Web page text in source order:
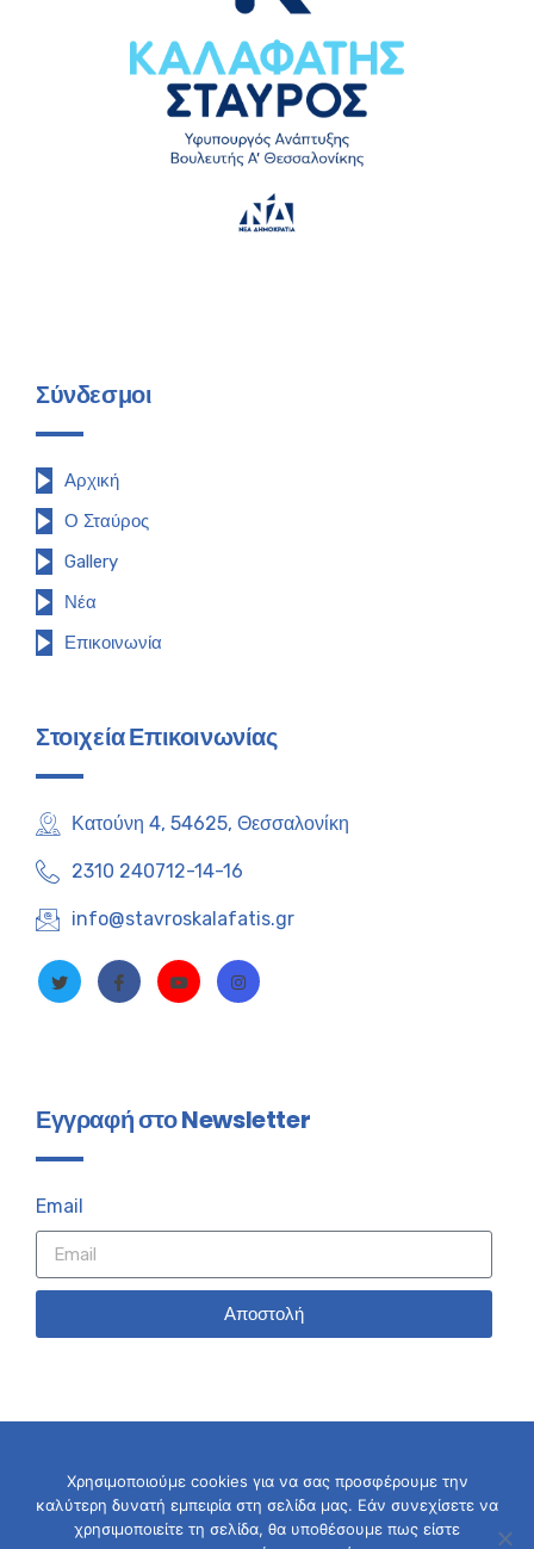
Σύνδεσμοι
Αρχική
Ο Σταύρος
Gallery
Νέα
Επικοινωνία
Στοιχεία Επικοινωνίας
Κατούνη 4, 54625, Θεσσαλονίκη
2310 240712-14-16
info@stavroskalafatis.gr
Εγγραφή στο Newsletter
Email
Αποστολή
© 2026 Σταύρος Καλαφάτης
Χρησιμοποιούμε cookies για να σας προσφέρουμε την
καλύτερη δυνατή εμπειρία στη σελίδα μας. Εάν συνεχίσετε να
χρησιμοποιείτε τη σελίδα, θα υποθέσουμε πως είστε